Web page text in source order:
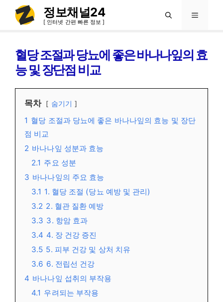
정보채널24
[ 인터넷 간편 빠른 정보 ]
메
혈당 조절과 당뇨에 좋은 바나나잎의 효
능 및 장단점 비교
목차 숨기기
1 혈당 조절과 당뇨에 좋은 바나나잎의 효능 및 장단
점 비교
2 바나나잎 성분과 효능
2.1 주요 성분
3 바나나잎의 주요 효능
3.1 1. 혈당 조절 (당뇨 예방 및 관리)
3.2 2. 혈관 질환 예방
3.3 3. 항암 효과
3.4 4. 장 건강 증진
3.5 5. 피부 건강 및 상처 치유
3.6 6. 전립선 건강
4 바나나잎 섭취의 부작용
4.1 우려되는 부작용